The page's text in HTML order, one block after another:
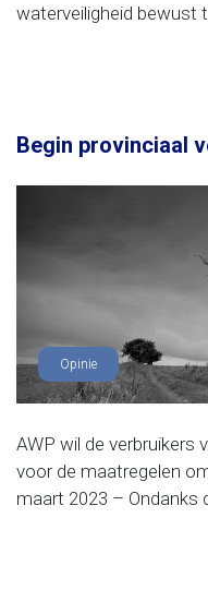
waterveiligheid bewust
Begin provinciaal
Opinie
AWP wil de verbruikers
voor de maatregelen
maart 2023 – Ondanks